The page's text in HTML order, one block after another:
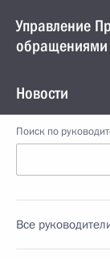
Управление
обращениями
Новости
Поиск по
Все